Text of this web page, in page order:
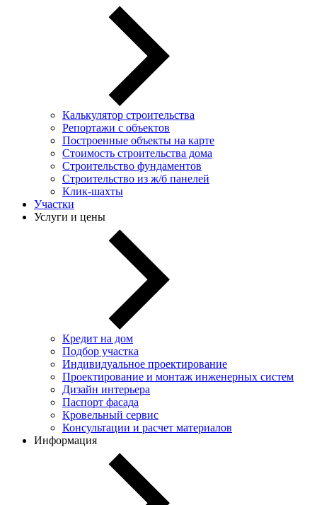
Калькулятор строительства
Репортажи с объектов
Построенные объекты на карте
Стоимость строительства дома
Строительство фундаментов
Строительство из ж/б панелей
Клик-шахты
Участки
Услуги и цены
Кредит на дом
Подбор участка
Индивидуальное проектирование
Проектирование и монтаж инженерных систем
Дизайн интерьера
Паспорт фасада
Кровельный сервис
Консультации и расчет материалов
Информация